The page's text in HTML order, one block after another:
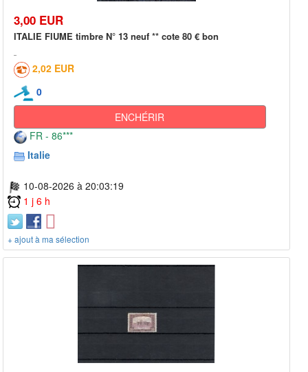
3,00 EUR
ITALIE FIUME timbre N° 13 neuf ** cote 80 € bon
2,02 EUR
0
ENCHÉRIR
FR - 86***
Italie
10-08-2026 à 20:03:19
1 j 6 h
+ ajout à ma sélection